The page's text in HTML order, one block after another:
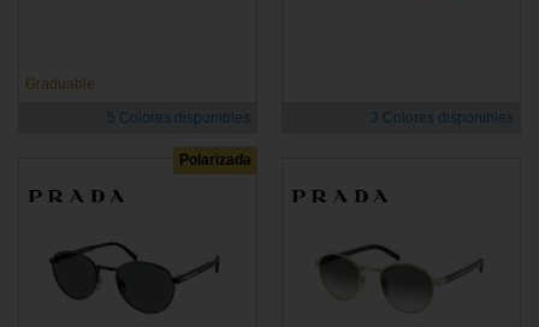
Graduable
5 Colores disponibles
3 Colores disponibles
Polarizada